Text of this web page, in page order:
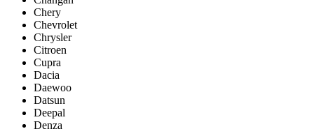
Chery
Chevrolet
Chrysler
Citroen
Cupra
Dacia
Daewoo
Datsun
Deepal
Denza